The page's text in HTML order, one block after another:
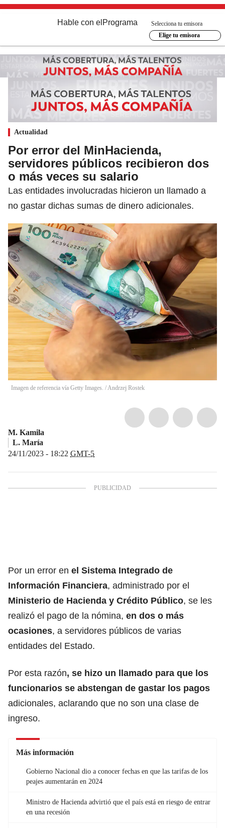
Hable con el Programa
Selecciona tu emisora
Elige tu emisora
Actualidad
Por error del MinHacienda,
servidores públicos recibieron dos
o más veces su salario
Las entidades involucradas hicieron un llamado a
no gastar dichas sumas de dinero adicionales.
Imagen de referencia vía Getty Images. /Andrzej Rostek
M. Kamila
L. María
24/11/2023 - 18:22 GMT-5
Por un error en el Sistema Integrado de
Información Financiera, administrado por el
Ministerio de Hacienda y Crédito Público, se les
realizó el pago de la nómina, en dos o más
ocasiones, a servidores públicos de varias
entidades del Estado.
Por esta razón, se hizo un llamado para que los
funcionarios se abstengan de gastar los pagos
adicionales, aclarando que no son una clase de
ingreso.
Más información
Gobierno Nacional dio a conocer fechas en que las tarifas de los
peajes aumentarán en 2024
Ministro de Hacienda advirtió que el país está en riesgo de entrar
en una recesión